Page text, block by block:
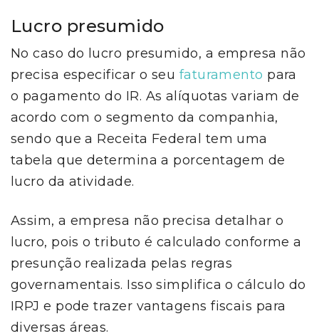
Lucro presumido
No caso do lucro presumido, a empresa não
precisa especificar o seu faturamento para
o pagamento do IR. As alíquotas variam de
acordo com o segmento da companhia,
sendo que a Receita Federal tem uma
tabela que determina a porcentagem de
lucro da atividade.
Assim, a empresa não precisa detalhar o
lucro, pois o tributo é calculado conforme a
presunção realizada pelas regras
governamentais. Isso simplifica o cálculo do
IRPJ e pode trazer vantagens fiscais para
diversas áreas.